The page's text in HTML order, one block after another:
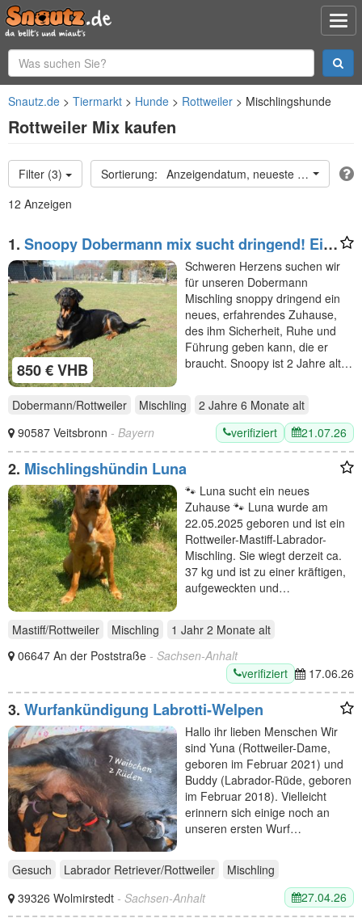
Snautz.de Tiermarkt Hunde Rottweiler Mischlingshunde
Rottweiler Mix kaufen
Filter (3)
Anzeigendatum, neueste oben
12 Anzeigen
1. Snoopy Dobermann mix sucht dringend! Ein
erfahrenes Zuhause
850 € VHB
Schweren Herzens suchen wir
für unseren Dobermann
Mischling snoppy dringend ein
neues, erfahrendes Zuhause,
des ihm Sicherheit, Ruhe und
Führung geben kann, die er
braucht. Snoopy ist 2 Jahre alt…
Dobermann/Rottweiler Mischling 2 Jahre 6 Monate alt
90587 Veitsbronn - Bayern verifiziert 21.07.26
2. Mischlingshündin Luna
🐾 Luna sucht ein neues
Zuhause 🐾 Luna wurde am
22.05.2025 geboren und ist ein
Rottweiler-Mastiff-Labrador-
Mischling. Sie wiegt derzeit ca.
37 kg und ist zu einer kräftigen,
aufgeweckten und…
Mastiff/Rottweiler Mischling 1 Jahr 2 Monate alt
06647 An der Poststraße - Sachsen-Anhalt
verifiziert
17.06.26
3. Wurfankündigung Labrotti-Welpen
Hallo ihr lieben Menschen Wir
sind Yuna (Rottweiler-Dame,
geboren im Februar 2021) und
Buddy (Labrador-Rüde, geboren
im Februar 2018). Vielleicht
erinnern sich einige noch an
unseren ersten Wurf…
Gesuch Labrador Retriever/Rottweiler
Mischling
39326 Wolmirstedt - Sachsen-Anhalt 27.04.26